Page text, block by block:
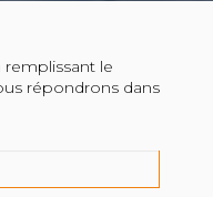
remplissant le
répondrons dans